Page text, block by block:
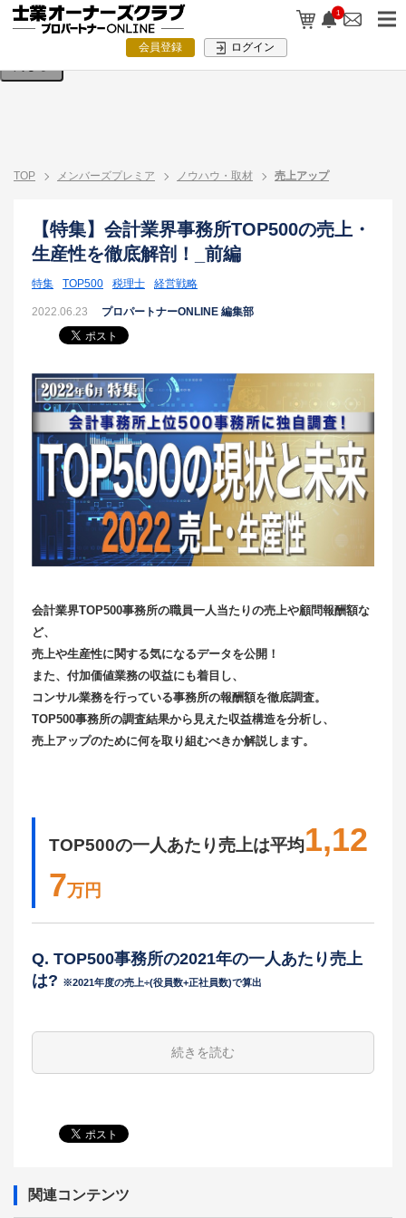
1
会員登録 ログイン
検索条件を入力してください。
TOP メンバーズプレミア ノウハウ・取材 売上アップ
【特集】会計業界事務所TOP500の売上・
生産性を徹底解剖！_前編
特集 TOP500 税理士 経営戦略
2022.06.23 プロパートナーONLINE 編集部
会計業界TOP500事務所の職員一人当たりの売上や顧問報酬額な
ど、
売上や生産性に関する気になるデータを公開！
また、付加価値業務の収益にも着目し、
コンサル業務を行っている事務所の報酬額を徹底調査。
TOP500事務所の調査結果から見えた収益構造を分析し、
売上アップのために何を取り組むべきか解説します。
TOP500の一人あたり売上は平均1,12
7万円
Q. TOP500事務所の2021年の一人あたり売上
は? ※2021年度の売上÷(役員数+正社員数)で算出
続きを読む
関連コンテンツ